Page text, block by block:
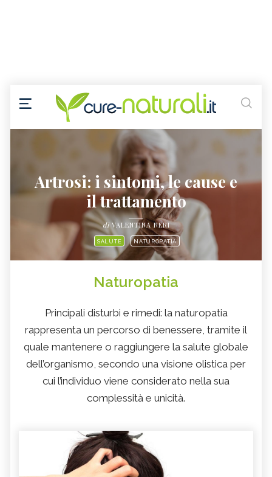
Artrosi: i sintomi, le cause e
il trattamento
di VALENTINA NERI
SALUTE NATUROPATIA
Naturopatia
Principali disturbi e rimedi: la naturopatia
rappresenta un percorso di benessere, tramite il
quale mantenere o raggiungere la salute globale
dell’organismo, secondo una visione olistica per
cui l’individuo viene considerato nella sua
complessità e unicità.